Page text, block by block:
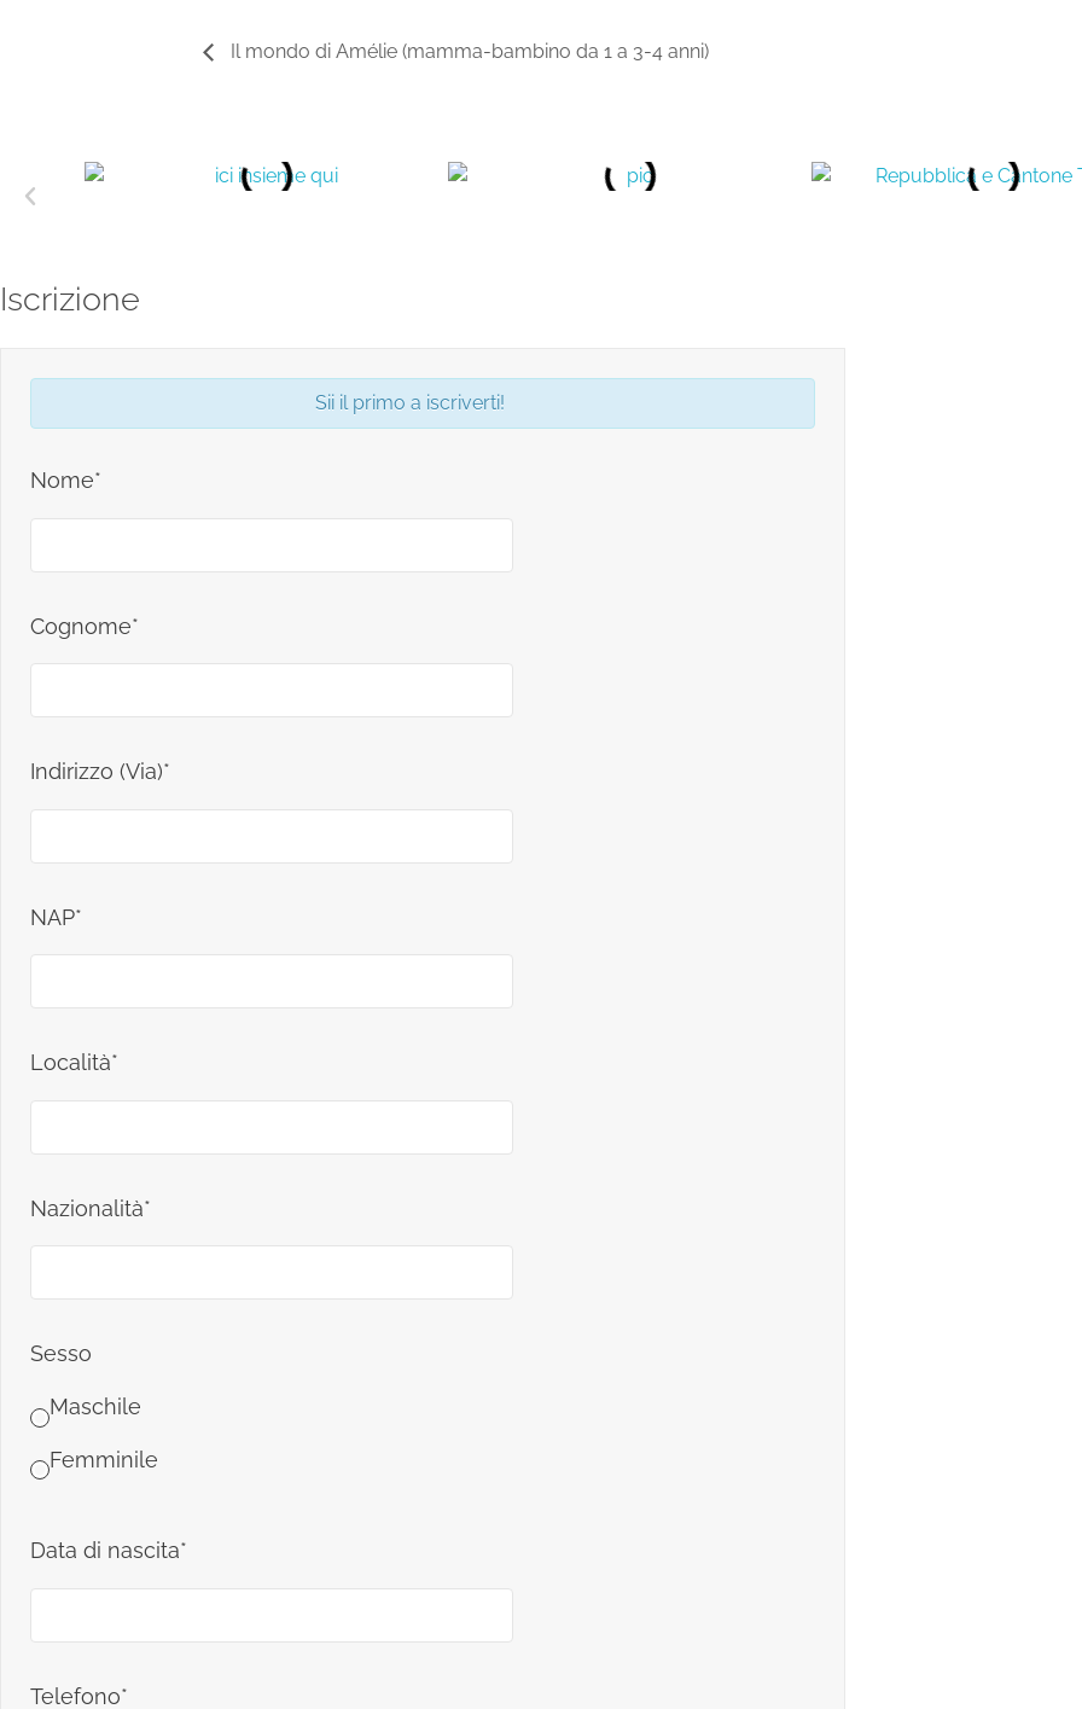
Il mondo di Amélie (mamma-bambino da 1 a 3-4 anni)
Iscrizione
Sii il primo a iscriverti!
Nome*
Cognome*
Indirizzo (Via)*
NAP*
Località*
Nazionalità*
Sesso
Maschile
Femminile
Data di nascita*
Telefono*